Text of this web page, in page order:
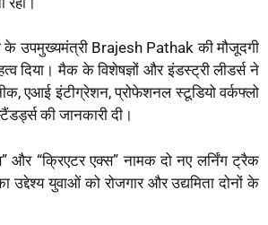
के उपमुख्यमंत्री Brajesh Pathak की मौजूदगी
दिया। मैक के विशेषज्ञों और इंडस्ट्री लीडर्स ने
एआई इंटीग्रेशन, प्रोफेशनल स्टूडियो वर्कफ्लो
की जानकारी दी।
और “क्रिएटर एक्स” नामक दो नए लर्निंग ट्रैक
उद्देश्य युवाओं को रोजगार और उद्यमिता दोनों के